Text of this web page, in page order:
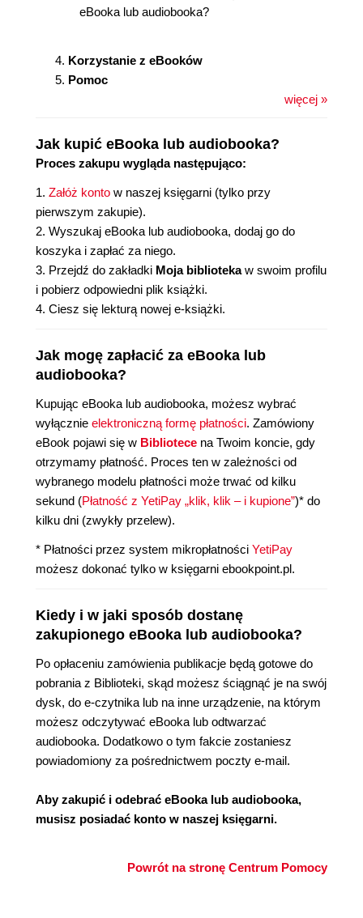
eBooka lub audiobooka?
Korzystanie z eBooków
Pomoc
więcej »
Jak kupić eBooka lub audiobooka?
Proces zakupu wygląda następująco:
1. Załóż konto w naszej księgarni (tylko przy
pierwszym zakupie).
2. Wyszukaj eBooka lub audiobooka, dodaj go do
koszyka i zapłać za niego.
3. Przejdź do zakładki Moja bibliotekaw swoim profilu
i pobierz odpowiedni plik książki.
4. Ciesz się lekturą nowej e-książki.
Jak mogę zapłacić za eBooka lub
audiobooka?
Kupując eBooka lub audiobooka, możesz wybrać
wyłącznie elektroniczną formę płatności. Zamówiony
eBook pojawi się w Bibliotece na Twoim koncie, gdy
otrzymamy płatność. Proces ten w zależności od
wybranego modelu płatności może trwać od kilku
sekund (Płatność z YetiPay „klik, klik – i kupione”)* do
kilku dni (zwykły przelew).
* Płatności przez system mikropłatności YetiPay
możesz dokonać tylko w księgarni ebookpoint.pl.
Kiedy i w jaki sposób dostanę
zakupionego eBooka lub audiobooka?
Po opłaceniu zamówienia publikacje będą gotowe do
pobrania z Biblioteki, skąd możesz ściągnąć je na swój
dysk, do e-czytnika lub na inne urządzenie, na którym
możesz odczytywać eBooka lub odtwarzać
audiobooka. Dodatkowo o tym fakcie zostaniesz
powiadomiony za pośrednictwem poczty e-mail.
Aby zakupić i odebrać eBooka lub audiobooka,
musisz posiadać konto w naszej księgarni.
Powrót na stronę Centrum Pomocy